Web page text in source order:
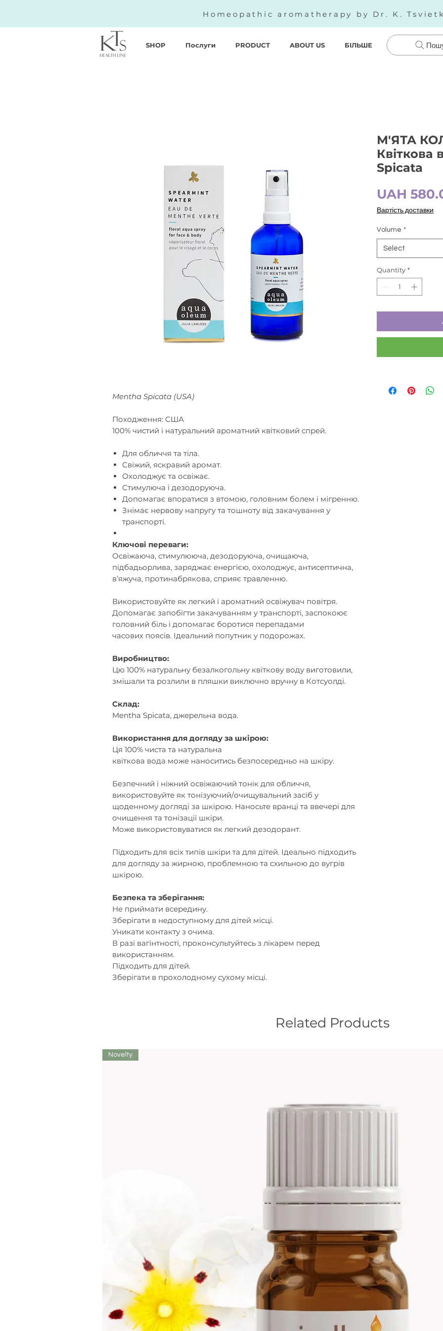
Homeopathic aromatherapy by Dr. K.
SHOP Послуги PRODUCT ABOUT US БІЛЬШЕ
Mentha Spicata (USA)
Походження: США
100% чистий і натуральний ароматний квітковий спрей.
Для обличчя та тіла.
Свіжий, яскравий аромат.
Охолоджує та освіжає.
Стимулюча і дезодоруюча.
Допомагає впоратися з втомою, головним болем і мігренню.
Знімає нервову напругу та тошноту від закачування у
транспорті.
Ключові переваги:
Освіжаюча, стимулююча, дезодоруюча, очищаюча,
підбадьорлива, заряджає енергією, охолоджує, антисептична,
в’яжуча, протинабрякова, сприяє травленню.
Використовуйте як легкий і ароматний освіжувач повітря.
Допомагає запобігти закачуванням у транспорті, заспокоює
головний біль і допомагає боротися перепадами
часових поясів. Ідеальний попутник у подорожах.
Виробництво:
Цю 100% натуральну безалкогольну квіткову воду виготовили,
змішали та розлили в пляшки виключно вручну в Котсуолді.
Склад:
Mentha Spicata, джерельна вода.
Використання для догляду за шкірою:
Ця 100% чиста та натуральна
квіткова вода може наноситись безпосередньо на шкіру.
Безпечний і ніжний освіжаючий тонік для обличчя,
використовуйте як тонізуючий/очищувальний засіб у
щоденному догляді за шкірою. Наносьте вранці та ввечері для
очищення та тонізації шкіри.
Може використовуватися як легкий дезодорант.
Підходить для всіх типів шкіри та для дітей. Ідеально підходить
для догляду за жирною, проблемною та схильною до вугрів
шкірою.
Безпека та зберігання:
Не приймати всередину.
Зберігати в недоступному для дітей місці.
Уникати контакту з очима.
В разі вагінтності, проконсультуйтесь з лікарем перед
використанням.
Підходить для дітей.
Зберігати в прохолодному сухому місці.
М'ЯТА
Квіткова
Spicata
UAH
Вартість доставки
Volume *
Select
Quantity *
Related Products
Novelty